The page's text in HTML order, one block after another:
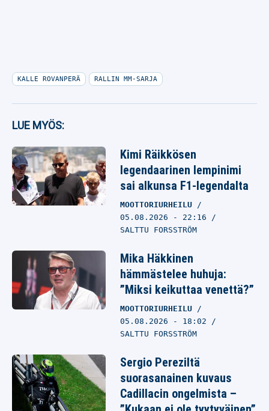
KALLE ROVANPERÄ RALLIN MM-SARJA
LUE MYÖS:
Kimi Räikkösen
legendaarinen lempinimi
sai alkunsa F1-legendalta
MOOTTORIURHEILU
05.08.2026 - 22:16
SALTTU FORSSTRÖM
Mika Häkkinen
hämmästelee huhuja:
”Miksi keikuttaa venettä?”
MOOTTORIURHEILU
05.08.2026 - 18:02
SALTTU FORSSTRÖM
Sergio Pereziltä
suorasanainen kuvaus
Cadillacin ongelmista –